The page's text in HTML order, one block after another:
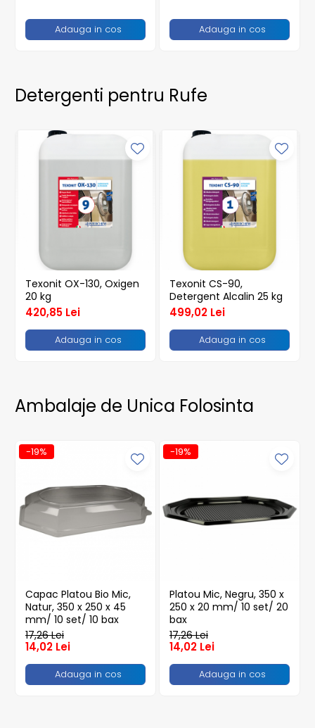
Adauga in cos Adauga in cos
Detergenti pentru Rufe
Texonit OX-130, Oxigen
20 kg
420,85 Lei
Adauga in cos
Texonit CS-90,
Detergent Alcalin 25 kg
499,02 Lei
Adauga in cos
Ambalaje de Unica Folosinta
-19%
Capac Platou Bio Mic,
Natur, 350 x 250 x 45
mm/ 10 set/ 10 bax
17,26 Lei
14,02 Lei
Adauga in cos
-19%
Platou Mic, Negru, 350 x
250 x 20 mm/ 10 set/ 20
bax
17,26 Lei
14,02 Lei
Adauga in cos